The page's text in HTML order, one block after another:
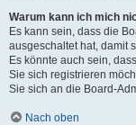
Warum kann ich mich
Es kann sein, dass die
ausgeschaltet hat, damit
Es könnte auch sein,
Sie sich registrieren
Sie sich an die Board-
Nach oben